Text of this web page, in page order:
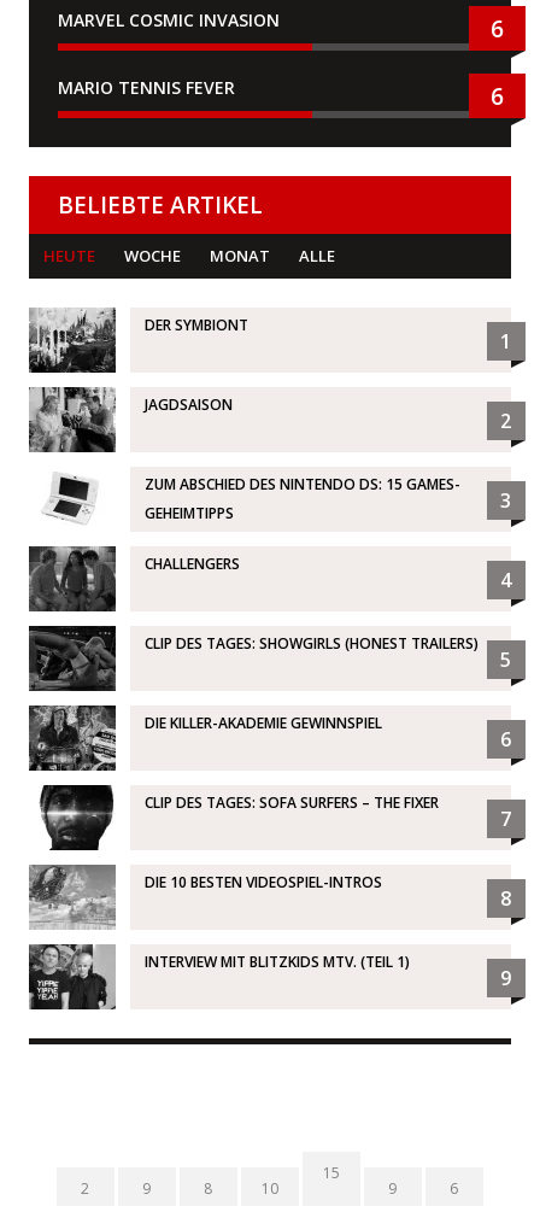
MARVEL COSMIC INVASION 6
MARIO TENNIS FEVER 6
BELIEBTE ARTIKEL
HEUTE WOCHE MONAT ALLE
DER SYMBIONT
1
JAGDSAISON
2
ZUM ABSCHIED DES NINTENDO DS: 15 GAMES-
GEHEIMTIPPS
3
CHALLENGERS
4
CLIP DES TAGES: SHOWGIRLS (HONEST TRAILERS)
5
DIE KILLER-AKADEMIE GEWINNSPIEL
6
CLIP DES TAGES: SOFA SURFERS – THE FIXER
7
DIE 10 BESTEN VIDEOSPIEL-INTROS
8
INTERVIEW MIT BLITZKIDS MTV. (TEIL 1)
9
2
9
8
10
15
9
6